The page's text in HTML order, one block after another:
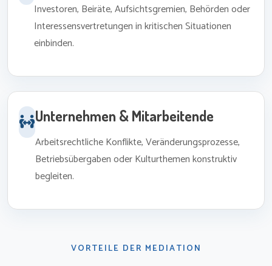
Investoren, Beiräte, Aufsichtsgremien, Behörden oder
Interessensvertretungen in kritischen Situationen
einbinden.
Unternehmen & Mitarbeitende
Arbeitsrechtliche Konflikte, Veränderungsprozesse,
Betriebsübergaben oder Kulturthemen konstruktiv
begleiten.
VORTEILE DER MEDIATION